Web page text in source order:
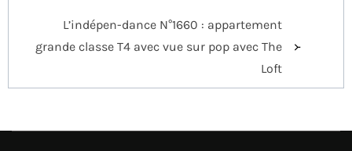
l’articleL’indépen-dance N°1660 : appartement
grande classe T4 avec vue sur pop avec The
Loft